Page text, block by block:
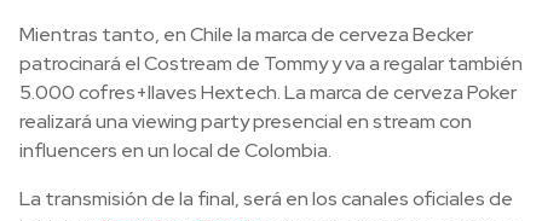
Mientras tanto, en Chile la marca de cerveza Becker
patrocinará el Costream de Tommy y va a regalar también
5.000 cofres+llaves Hextech. La marca de cerveza Poker
realizará una viewing party presencial en stream con
influencers en un local de Colombia.
La transmisión de la final, será en los canales oficiales de